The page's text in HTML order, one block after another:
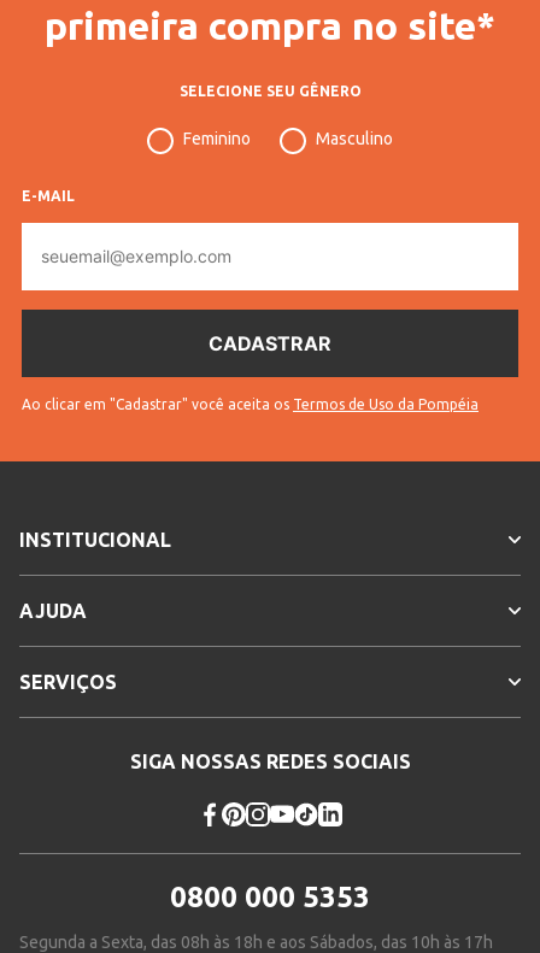
primeira compra no site*
SELECIONE SEU GÊNERO
Feminino Masculino
E-MAIL
mail
Ao clicar em "Cadastrar" você aceita os Termos de Uso da Pompéia
INSTITUCIONAL
AJUDA
SERVIÇOS
SIGA NOSSAS REDES SOCIAIS
0800 000 5353
Segunda a Sexta, das 08h às 18h e aos Sábados, das 10h às 17h